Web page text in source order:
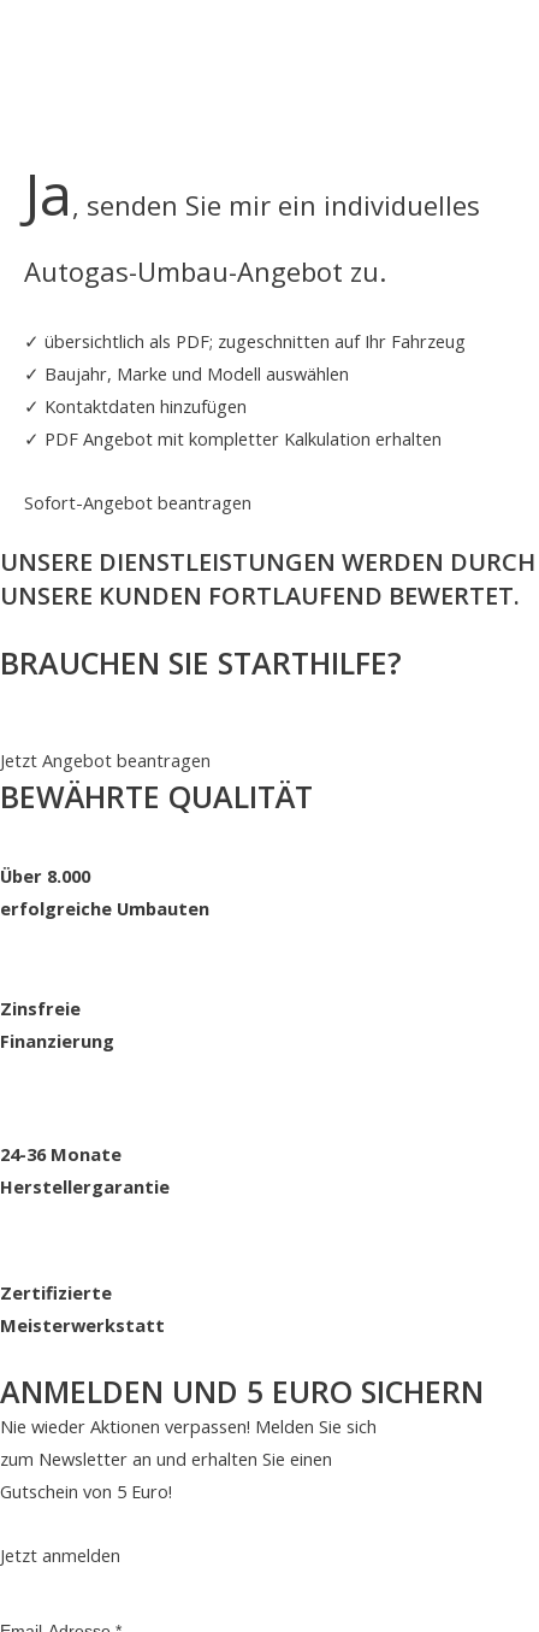
Ja , senden Sie mir ein individuelles
Autogas-Umbau-Angebot zu.
✓ übersichtlich als PDF; zugeschnitten auf Ihr Fahrzeug
✓ Baujahr, Marke und Modell auswählen
✓ Kontaktdaten hinzufügen
✓ PDF Angebot mit kompletter Kalkulation erhalten
Sofort-Angebot beantragen
UNSERE DIENSTLEISTUNGEN WERDEN DURCH
UNSERE KUNDEN FORTLAUFEND BEWERTET.
BRAUCHEN SIE STARTHILFE?
Jetzt Angebot beantragen
BEWÄHRTE QUALITÄT
Über 8.000
erfolgreiche Umbauten
Zinsfreie
Finanzierung
24-36 Monate
Herstellergarantie
Zertifizierte
Meisterwerkstatt
ANMELDEN UND 5 EURO SICHERN
Nie wieder Aktionen verpassen! Melden Sie sich
zum Newsletter an und erhalten Sie einen
Gutschein von 5 Euro!
Jetzt anmelden